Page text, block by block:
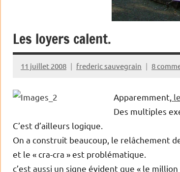
Les loyers calent.
11 juillet 2008 frederic sauvegrain 8
Apparemment,
Des multiples
C’est d’ailleurs logique.
On a construit beaucoup, le relâchement
et le « cra-cra » est problématique.
c’est aussi un signe évident que « le